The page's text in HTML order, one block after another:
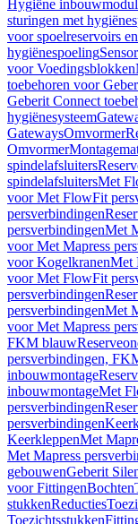
Hygiëne
sturingen met
voor spoelreservoirs
hygiënespoeling
voor Voedingsblokken
toebehoren voor
Geberit Connect
hygiënesysteem
GatewaysOmvormer
Omvormer
spindelafsluiters
spindelafsluitersMet
voor Met FlowFit
persverbindingen
persverbindingenMet
voor Met Mapress
voor KogelkranenMet
voor Met FlowFit
persverbindingen
persverbindingenMet
voor Met Mapress
FKM blauw
persverbindingen,
inbouwmontage
inbouwmontageMet
persverbindingen
persverbindingen
KeerkleppenMet
Met Mapress
gebouwenGeberit
voor FittingenBochten
stukkenReducties
Toezichtsstukken